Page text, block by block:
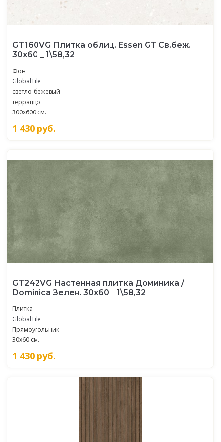
GT160VG Плитка облиц. Essen GT Св.беж.
30x60 _ 1\58,32
Фон
GlobalTile
светло-бежевый
терраццо
300x600 см.
1 430 руб.
GT242VG Настенная плитка Доминика /
Dominica Зелен. 30x60 _ 1\58,32
Плитка
GlobalTile
Прямоугольник
30x60 см.
1 430 руб.